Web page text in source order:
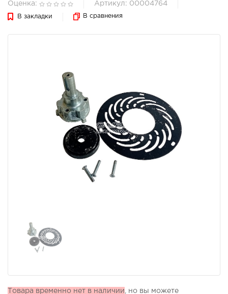
Оценка: Артикул: 00004764
В закладки В сравнения
Товара временно нет в наличии , но вы можете